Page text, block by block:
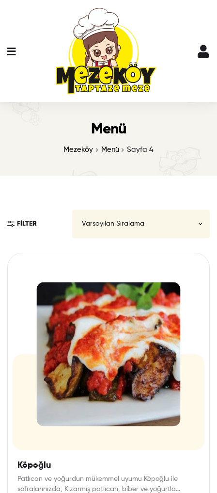
Menü
Mezeköy Menü Sayfa 4
FILTER
Köpoğlu
Patlıcan ve yoğurdun mükemmel uyumu Köpoğlu ile
sofralarınızda, Kızarmış patlıcan, biber ve yoğurtla